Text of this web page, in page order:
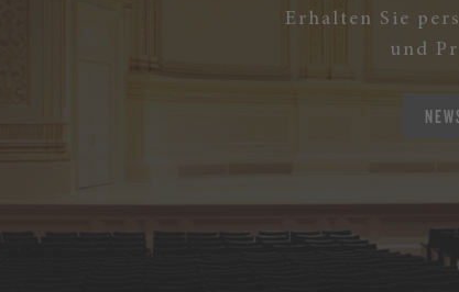
Erhalten Sie
und